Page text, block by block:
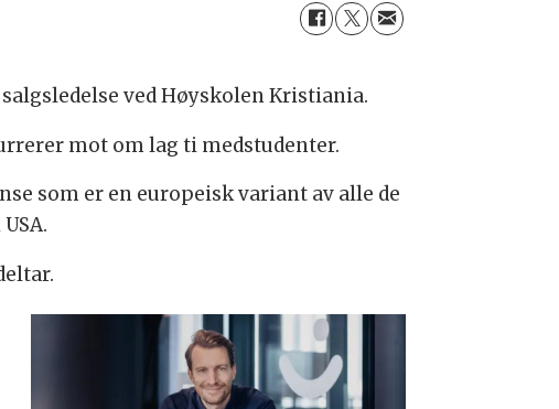
ved Høyskolen Kristiania.
mot om lag ti medstudenter.
som er en europeisk variant av alle de